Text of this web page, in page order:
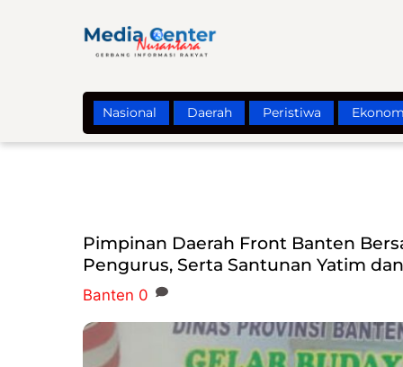
Nasional Daerah Peristiwa
Pimpinan Daerah Front Banten
Pengurus, Serta Santunan Yatim
Banten 0